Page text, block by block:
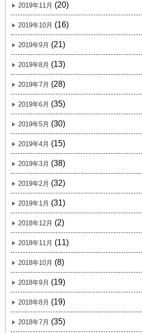
2019年11月 (20)
2019年10月 (16)
2019年9月 (21)
2019年8月 (13)
2019年7月 (28)
2019年6月 (35)
2019年5月 (30)
2019年4月 (15)
2019年3月 (38)
2019年2月 (32)
2019年1月 (31)
2018年12月 (2)
2018年11月 (11)
2018年10月 (8)
2018年9月 (19)
2018年8月 (19)
2018年7月 (35)